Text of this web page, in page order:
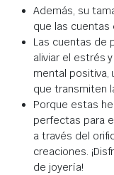
Además, su
que las cuentas
Las cuentas de
aliviar el estrés
mental positiva,
que transmiten
Porque estas
perfectas para
a través del
creaciones.
de joyería!